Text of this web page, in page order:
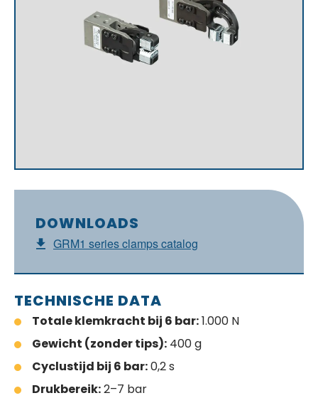
DOWNLOADS
GRM1 series clamps catalog
TECHNISCHE DATA
Totale klemkracht bij 6 bar:1.000 N
Gewicht (zonder tips): 400 g
Cyclustijd bij 6 bar:0,2 s
Drukbereik:2–7 bar